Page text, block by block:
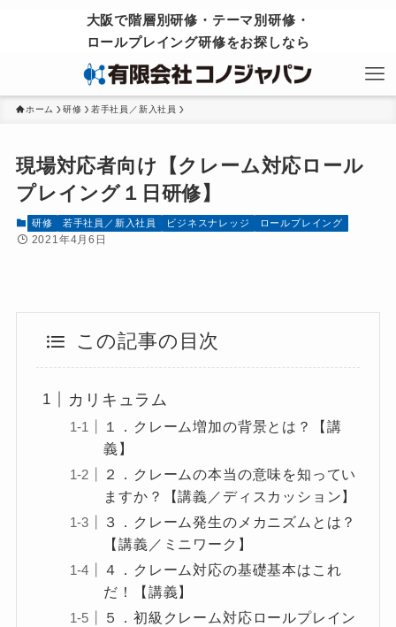
大阪で階層別研修・テーマ別研修・
ロールプレイング研修をお探しなら
ホーム 研修 若手社員／新入社員
現場対応者向け【クレーム対応ロール
プレイング１日研修】
研修 若手社員／新入社員 ビジネスナレッジ ロールプレイング
2021年4月6日
この記事の目次
カリキュラム
１．クレーム増加の背景とは？【講
義】
２．クレームの本当の意味を知ってい
ますか？【講義／ディスカッション】
３．クレーム発生のメカニズムとは？
【講義／ミニワーク】
４．クレーム対応の基礎基本はこれ
だ！【講義】
５．初級クレーム対応ロールプレイン